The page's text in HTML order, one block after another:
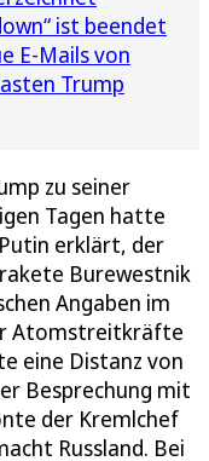
ist beendet
E-Mails von
Trump
zu seiner
Tagen hatte
erklärt, der
Burewestnik
Angaben im
Atomstreitkräfte
eine Distanz von
Besprechung mit
der Kremlchef
Russland. Bei